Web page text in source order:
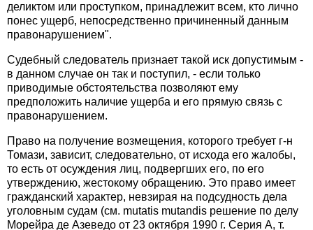
деликтом или проступком, принадлежит всем, кто лично
понес ущерб, непосредственно причиненный данным
правонарушением".
Судебный следователь признает такой иск допустимым -
в данном случае он так и поступил, - если только
приводимые обстоятельства позволяют ему
предположить наличие ущерба и его прямую связь с
правонарушением.
Право на получение возмещения, которого требует г-н
Томази, зависит, следовательно, от исхода его жалобы,
то есть от осуждения лиц, подвергших его, по его
утверждению, жестокому обращению. Это право имеет
гражданский характер, невзирая на подсудность дела
уголовным судам (см. mutatis mutandis решение по делу
Морейра де Азеведо от 23 октября 1990 г. Серия А, т.